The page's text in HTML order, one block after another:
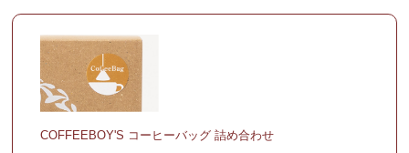
COFFEEBOY'S コーヒーバッグ 詰め合わせ